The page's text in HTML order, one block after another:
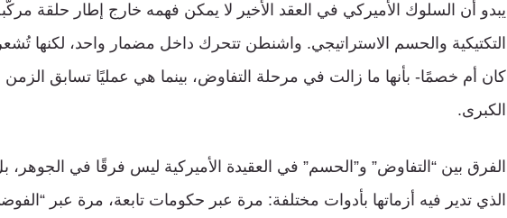
يبدو أن السلوك الأميركي في العقد الأخير لا يمكن فهمه خارج إطار حلقة
التكتيكية والحسم الاستراتيجي. واشنطن تتحرك داخل مضمار واحد، لكنها
كان أم خصمًا- بأنها ما زالت في مرحلة التفاوض، بينما هي عمليًا تسابق الزمن
الكبرى.
الفرق بين “التفاوض” و”الحسم” في العقيدة الأميركية ليس فرقًا في
الذي تدير فيه أزماتها بأدوات مختلفة: مرة عبر حكومات تابعة، مرة عبر